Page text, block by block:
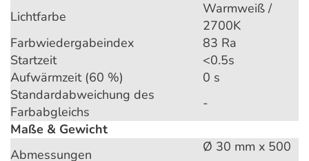
Lichtfarbe
Warmweiß /
2700K
Farbwiedergabeindex
83 Ra
Startzeit
<0.5s
Aufwärmzeit (60 %)
0 s
Standardabweichung des
Farbabgleichs
-
Maße & Gewicht
Abmessungen
Ø 30 mm x 500